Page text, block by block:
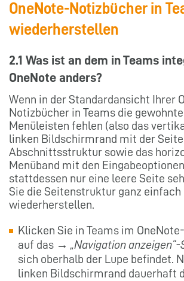
OneNote-Notizbücher in
wiederherstellen
2.1 Was ist an dem in Teams
OneNote anders?
Wenn in der Standardansicht Ihrer
Notizbücher in Teams die
Menüleisten fehlen (also das
linken Bildschirmrand mit der
Abschnittsstruktur sowie das
Menüband mit den
stattdessen nur eine leere Seite
Sie die Seitenstruktur ganz einfach
wiederherstellen.
Klicken Sie in Teams im
auf das → „Navigation
sich oberhalb der Lupe befindet.
linken Bildschirmrand dauerhaft